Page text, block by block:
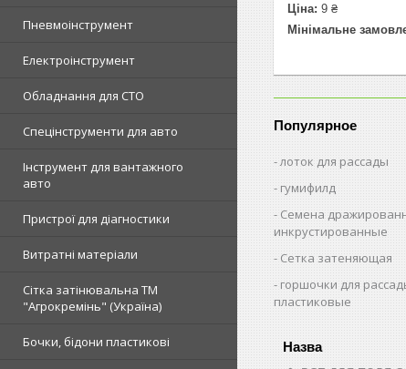
Пневмоінструмент
Електроінструмент
Обладнання для СТО
Спецінструменти для авто
Інструмент для вантажного
авто
Пристрої для діагностики
Витратні матеріали
Сітка затінювальна ТМ
"Агрокремінь" (Україна)
Бочки, бідони пластикові
Ціна: 9 ₴
Мінімальне
Популярное
лоток для рассады
гумифилд
Семена
инкрустированные
Сетка затеняющая
горшочки для
пластиковые